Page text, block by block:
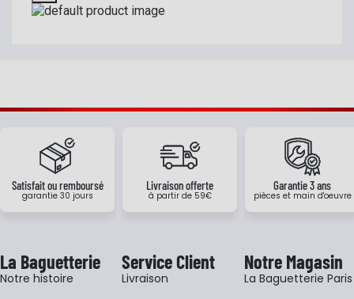
Satisfait ou remboursé
garantie 30 jours
Livraison offerte
à partir de 59€
Garantie 3 ans
pièces et main d'oeuvre
La Baguetterie
Notre histoire
Service Client
Livraison
Notre Magasin
La Baguetterie Paris